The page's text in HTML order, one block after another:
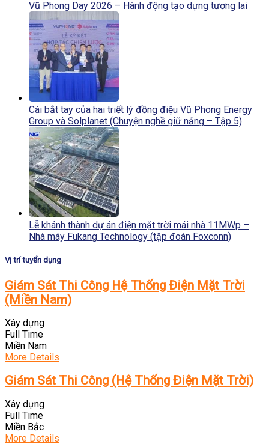
Vũ Phong Day 2026 – Hành động tạo dựng tương lai
Cái bắt tay của hai triết lý đồng điệu Vũ Phong Energy
Group và Solplanet (Chuyện nghề giữ nắng – Tập 5)
Lễ khánh thành dự án điện mặt trời mái nhà 11MWp –
Nhà máy Fukang Technology (tập đoàn Foxconn)
Vị trí tuyển dụng
Giám Sát Thi Công Hệ Thống Điện Mặt Trời
(Miền Nam)
Xây dựng
Full Time
Miền Nam
More Details
Giám Sát Thi Công (Hệ Thống Điện Mặt Trời)
Xây dựng
Full Time
Miền Bắc
More Details